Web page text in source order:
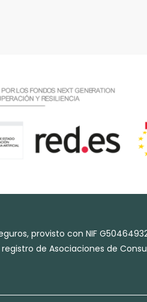
provisto con NIF
de Asociaciones de